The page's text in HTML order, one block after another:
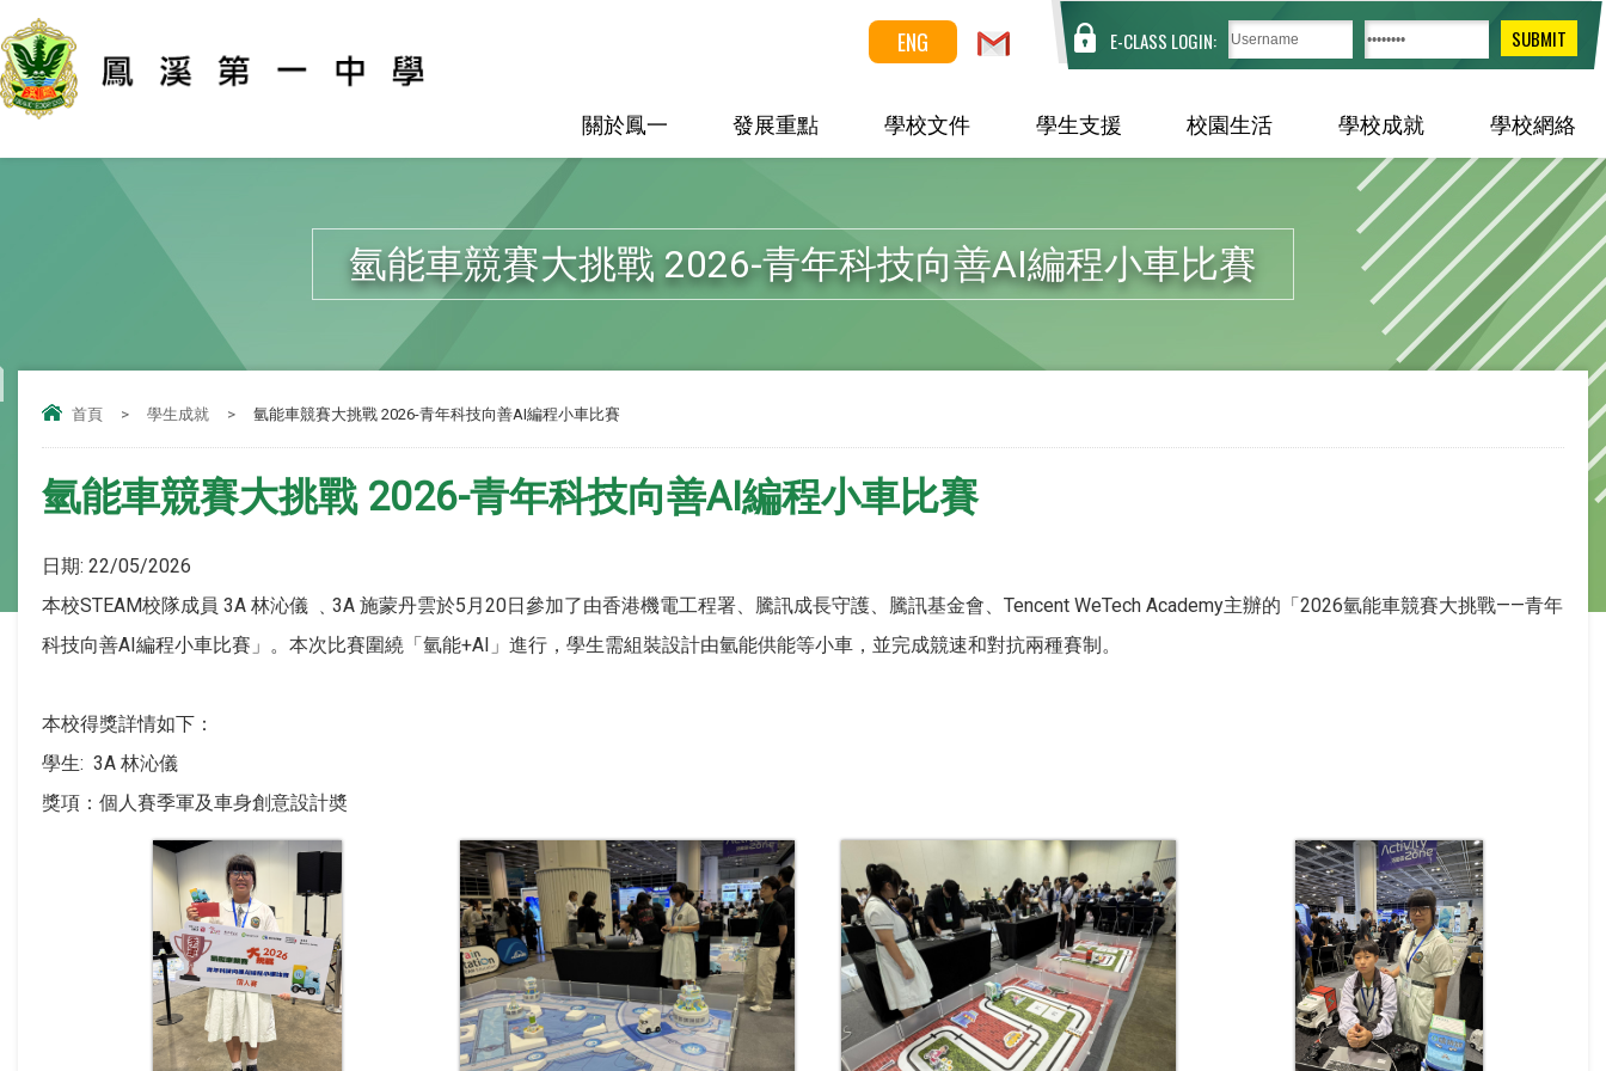
ENG E-CLASS LOGIN:
關於鳳一 發展重點 學校文件 學生支援 校園生活 學校成就 學校網絡
氫能車競賽大挑戰 2026-青年科技向善AI編程小車比賽
首頁 > 學生成就 > 氫能車競賽大挑戰 2026-青年科技向善AI編程小車比賽
氫能車競賽大挑戰 2026-青年科技向善AI編程小車比賽
日期: 22/05/2026
本校STEAM校隊成員 3A 林沁儀 ﹑3A 施蒙丹雲於5月20日參加了由香港機電工程署、騰訊成長守護、騰訊基金會、Tencent WeTech Academy主辦的「2026氫能車競賽大挑戰——青年
科技向善AI編程小車比賽」。本次比賽圍繞「氫能+AI」進行，學生需組裝設計由氫能供能等小車，並完成競速和對抗兩種賽制。
本校得獎詳情如下：
學生: 3A 林沁儀
獎項：個人賽季軍及車身創意設計奬